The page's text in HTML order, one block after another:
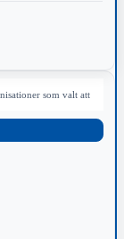
som valt att